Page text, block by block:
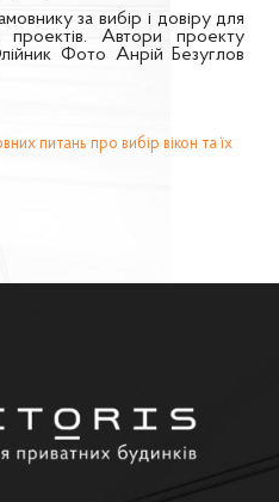
за вибір і довіру для
проектів. Автори проекту
Фото Анрій Безуглов
питань про вибір вікон та їх